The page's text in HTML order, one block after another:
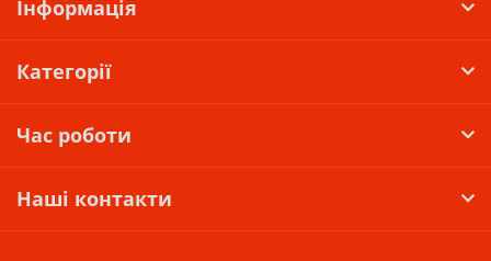
Інформація
Категорії
Час роботи
Наші контакти